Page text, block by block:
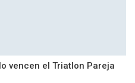
vencen el Triatlon Pareja